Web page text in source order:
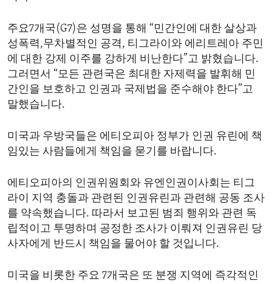
주요7개국(G7)은 성명을 통해 “민간인에 대한 살상과
성폭력,무차별적인 공격, 티그라이와 에리트레아 주민
에 대한 강제 이주를 강하게 비난한다”고 밝혔습니다.
그러면서 “모든 관련국은 최대한 자제력을 발휘해 민
간인을 보호하고 인권과 국제법을 준수해야 한다”고
말했습니다.
미국과 우방국들은 에티오피아 정부가 인권 유린에 책
임있는 사람들에게 책임을 묻기를 바랍니다.
에티오피아의 인권위원회와 유엔인권이사회는 티그
라이 지역 충돌과 관련된 인권유린과 관련해 공동 조사
를 약속했습니다. 따라서 보고된 범죄 행위와 관련 독
립적이고 투명하며 공정한 조사가 이뤄져 인권유린 당
사자에게 반드시 책임을 물어야 할 것입니다.
미국을 비롯한 주요 7개국은 또 분쟁 지역에 즉각적인